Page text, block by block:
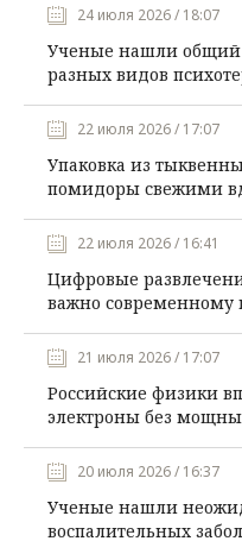
24 июля 2026 / 18:07
Ученые нашли общий
разных видов
22 июля 2026 / 17:07
Упаковка из
помидоры свежими
22 июля 2026 / 16:41
Цифровые
важно современному
21 июля 2026 / 17:07
Российские физики
электроны без
20 июля 2026 / 16:37
Ученые нашли
воспалительных